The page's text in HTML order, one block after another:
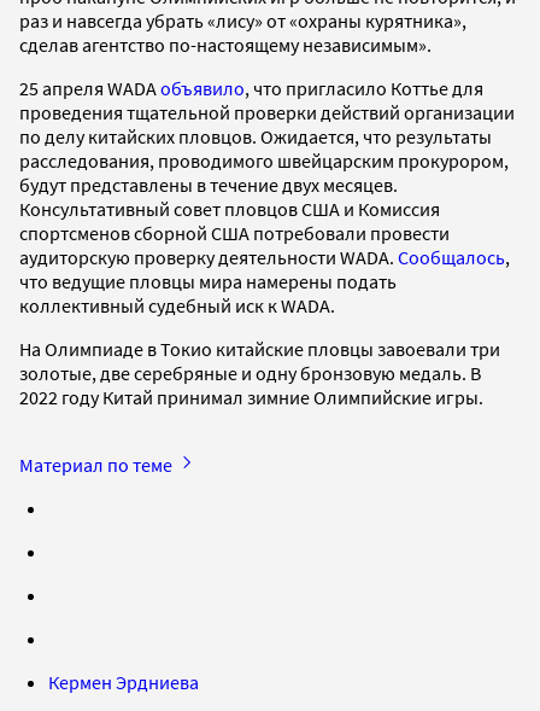
раз и навсегда убрать «лису» от «охраны курятника»,
сделав агентство по-настоящему независимым».
25 апреля WADAобъявило, что пригласило Коттье для
проведения тщательной проверки действий организации
по делу китайских пловцов. Ожидается, что результаты
расследования, проводимого швейцарским прокурором,
будут представлены в течение двух месяцев.
Консультативный совет пловцов США и Комиссия
спортсменов сборной США потребовали провести
аудиторскую проверку деятельности WADA. Сообщалось,
что ведущие пловцы мира намерены подать
коллективный судебный иск к WADA.
На Олимпиаде в Токио китайские пловцы завоевали три
золотые, две серебряные и одну бронзовую медаль. В
2022 году Китай принимал зимние Олимпийские игры.
Материал по теме
Кермен Эрдниева